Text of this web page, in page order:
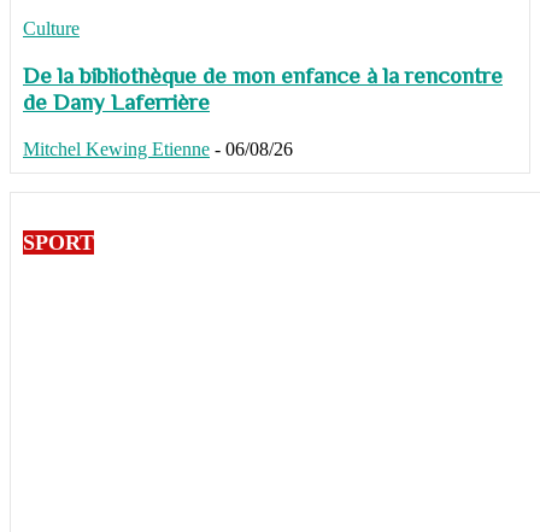
Culture
De la bibliothèque de mon enfance à la rencontre
de Dany Laferrière
Mitchel Kewing Etienne - 06/08/26
SPORT